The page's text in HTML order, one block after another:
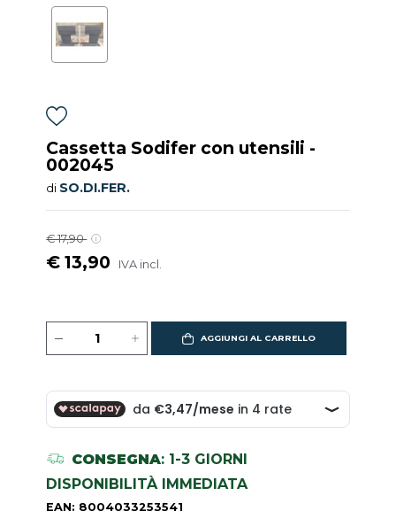
Cassetta Sodifer con utensili -
002045
di SO.DI.FER.
€ 17,90
€ 13,90 IVA incl.
AGGIUNGI AL CARRELLO
CONSEGNA: 1-3 GIORNI
DISPONIBILITÀ IMMEDIATA
EAN: 8004033253541